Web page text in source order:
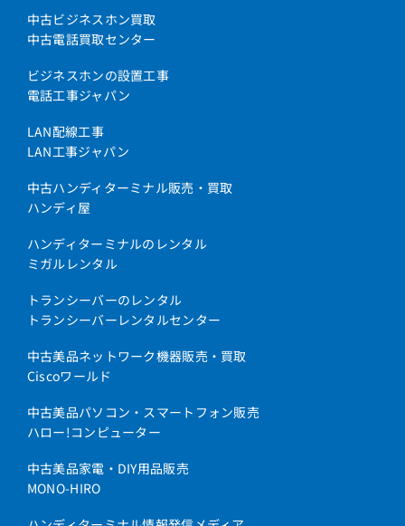
中古ビジネスホン買取
中古電話買取センター
ビジネスホンの設置工事
電話工事ジャパン
LAN配線工事
LAN工事ジャパン
中古ハンディターミナル販売・買取
ハンディ屋
ハンディターミナルのレンタル
ミガルレンタル
トランシーバーのレンタル
トランシーバーレンタルセンター
中古美品ネットワーク機器販売・買取
Ciscoワールド
中古美品パソコン・スマートフォン販売
ハロー!コンピューター
中古美品家電・DIY用品販売
MONO-HIRO